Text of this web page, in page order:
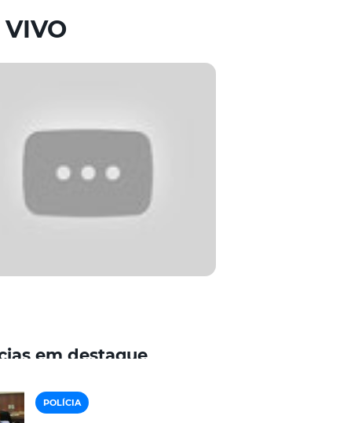
POLÍCIA
em destaque